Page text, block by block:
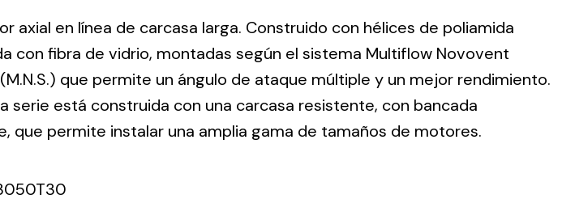
of
a greater
Solar lighting
Variety of solar
axial en línea de carcasa larga. Construido con hélices de poliamida
con fibra de vidrio, montadas según el sistema Multiflow Novovent
que permite un ángulo de ataque múltiple y un mejor rendimiento.
serie está construida con una carcasa resistente, con bancada
que permite instalar una amplia gama de tamaños de motores.